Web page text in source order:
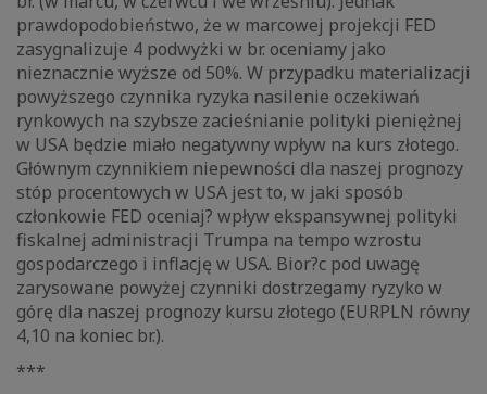
prawdopodobieństwo, że w marcowej projekcji FED
zasygnalizuje 4 podwyżki w br. oceniamy jako
nieznacznie wyższe od 50%. W przypadku materializacji
powyższego czynnika ryzyka nasilenie oczekiwań
rynkowych na szybsze zacieśnianie polityki pieniężnej
w USA będzie miało negatywny wpływ na kurs złotego.
Głównym czynnikiem niepewności dla naszej prognozy
stóp procentowych w USA jest to, w jaki sposób
członkowie FED oceniaj? wpływ ekspansywnej polityki
fiskalnej administracji Trumpa na tempo wzrostu
gospodarczego i inflację w USA. Bior?c pod uwagę
zarysowane powyżej czynniki dostrzegamy ryzyko w
górę dla naszej prognozy kursu złotego (EURPLN równy
4,10 na koniec br.).
***